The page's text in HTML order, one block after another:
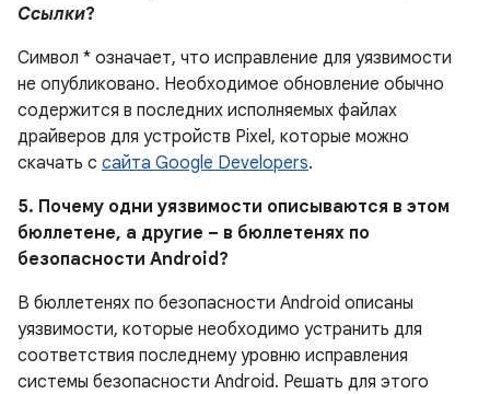
Ссылки?
Символ * означает, что исправление для уязвимости
не опубликовано. Необходимое обновление обычно
содержится в последних исполняемых файлах
драйверов для устройств Pixel, которые можно
скачать с сайта Google Developers.
5. Почему одни уязвимости описываются в этом
бюллетене, а другие – в бюллетенях по
безопасности Android?
В бюллетенях по безопасности Android описаны
уязвимости, которые необходимо устранить для
соответствия последнему уровню исправления
системы безопасности Android. Решать для этого